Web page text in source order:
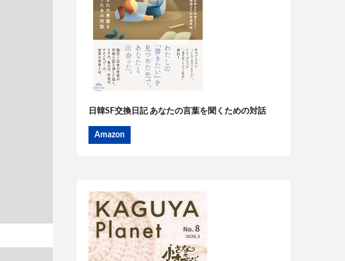
日韓SF交換日記 あなたの言葉を聞くための対話
Amazon